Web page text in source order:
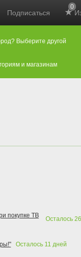
Подписаться
0
Выберите другой
и магазинам
покупке ТВ
Осталось 26
Осталось 11 дней